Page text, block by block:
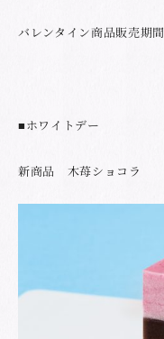
バレンタイン商品販売期
■ホワイトデー
新商品 木苺ショコラ